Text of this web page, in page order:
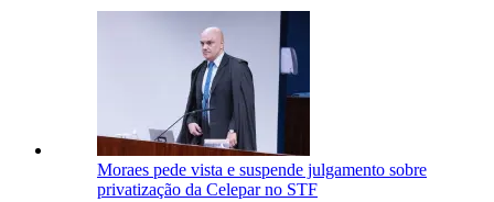
Moraes pede vista e suspende julgamento sobre
privatização da Celepar no STF